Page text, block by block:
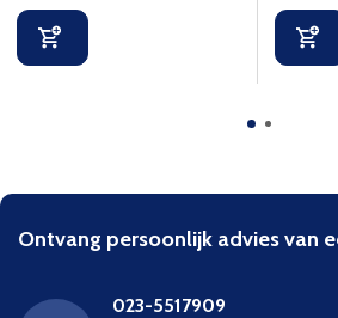
Ontvang persoonlijk advies van
023-5517909